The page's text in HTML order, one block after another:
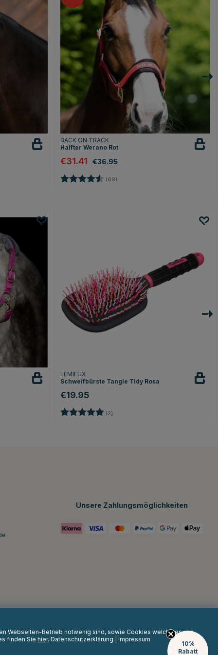
BACK ON TRACK
Halfter Werano Rot
€31.41 €36.95
Bewertung: (69)
LEMIEUX
Schweifbürste Tangle Tidy Rosa
€19.95
Bewertung: (2)
Unsere Zahlungsmöglichkeiten
Webseiten-Betrieb notwenig sind, sowie Cookies welche es uns
finden Sie hier. Datenschutzerklärung Impressum
10%
Rabatt